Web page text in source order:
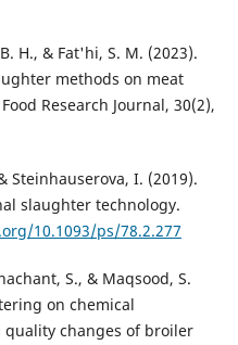
H., & Fat'hi, S. M. (2023).
methods on meat
Research Journal, 30(2),
Steinhauserova, I. (2019).
slaughter technology.
10.1093/ps/78.2.277
S., & Maqsood, S.
on chemical
changes of broiler